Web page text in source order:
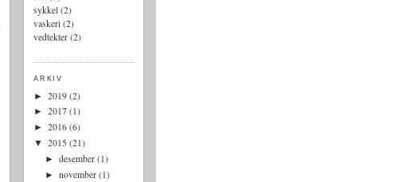
sykkel (2)
vaskeri (2)
vedtekter (2)
ARKIV
► 2019 (2)
► 2017 (1)
► 2016 (6)
▼ 2015 (21)
►desember(1)
►november(1)